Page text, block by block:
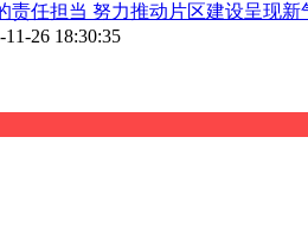
责任担当 努力推动片区建设呈现新
11-26 18:30:35